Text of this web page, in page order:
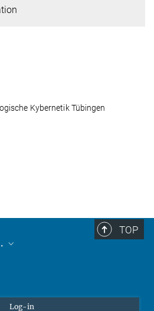
Kybernetik Tübingen
TOP
Log-in